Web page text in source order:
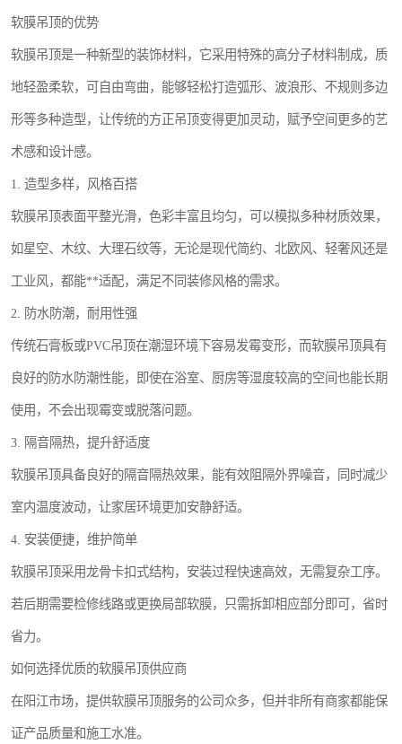
软膜吊顶的优势
软膜吊顶是一种新型的装饰材料，它采用特殊的高分子材料制成，质
地轻盈柔软，可自由弯曲，能够轻松打造弧形、波浪形、不规则多边
形等多种造型，让传统的方正吊顶变得更加灵动，赋予空间更多的艺
术感和设计感。
1. 造型多样，风格百搭
软膜吊顶表面平整光滑，色彩丰富且均匀，可以模拟多种材质效果，
如星空、木纹、大理石纹等，无论是现代简约、北欧风、轻奢风还是
工业风，都能**适配，满足不同装修风格的需求。
2. 防水防潮，耐用性强
传统石膏板或PVC吊顶在潮湿环境下容易发霉变形，而软膜吊顶具有
良好的防水防潮性能，即使在浴室、厨房等湿度较高的空间也能长期
使用，不会出现霉变或脱落问题。
3. 隔音隔热，提升舒适度
软膜吊顶具备良好的隔音隔热效果，能有效阻隔外界噪音，同时减少
室内温度波动，让家居环境更加安静舒适。
4. 安装便捷，维护简单
软膜吊顶采用龙骨卡扣式结构，安装过程快速高效，无需复杂工序。
若后期需要检修线路或更换局部软膜，只需拆卸相应部分即可，省时
省力。
如何选择优质的软膜吊顶供应商
在阳江市场，提供软膜吊顶服务的公司众多，但并非所有商家都能保
证产品质量和施工水准。